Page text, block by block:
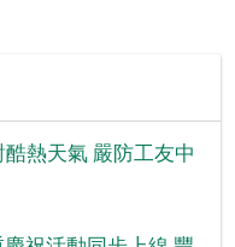
熱天氣 嚴防工友中